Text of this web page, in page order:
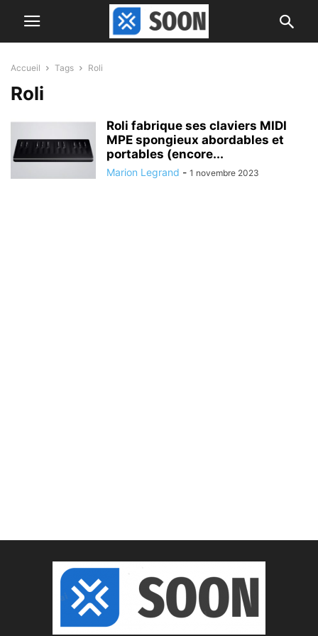
Accueil Tags Roli
Roli
Roli fabrique ses claviers MIDI
MPE spongieux abordables et
portables (encore...
Marion Legrand - 1 novembre 2023